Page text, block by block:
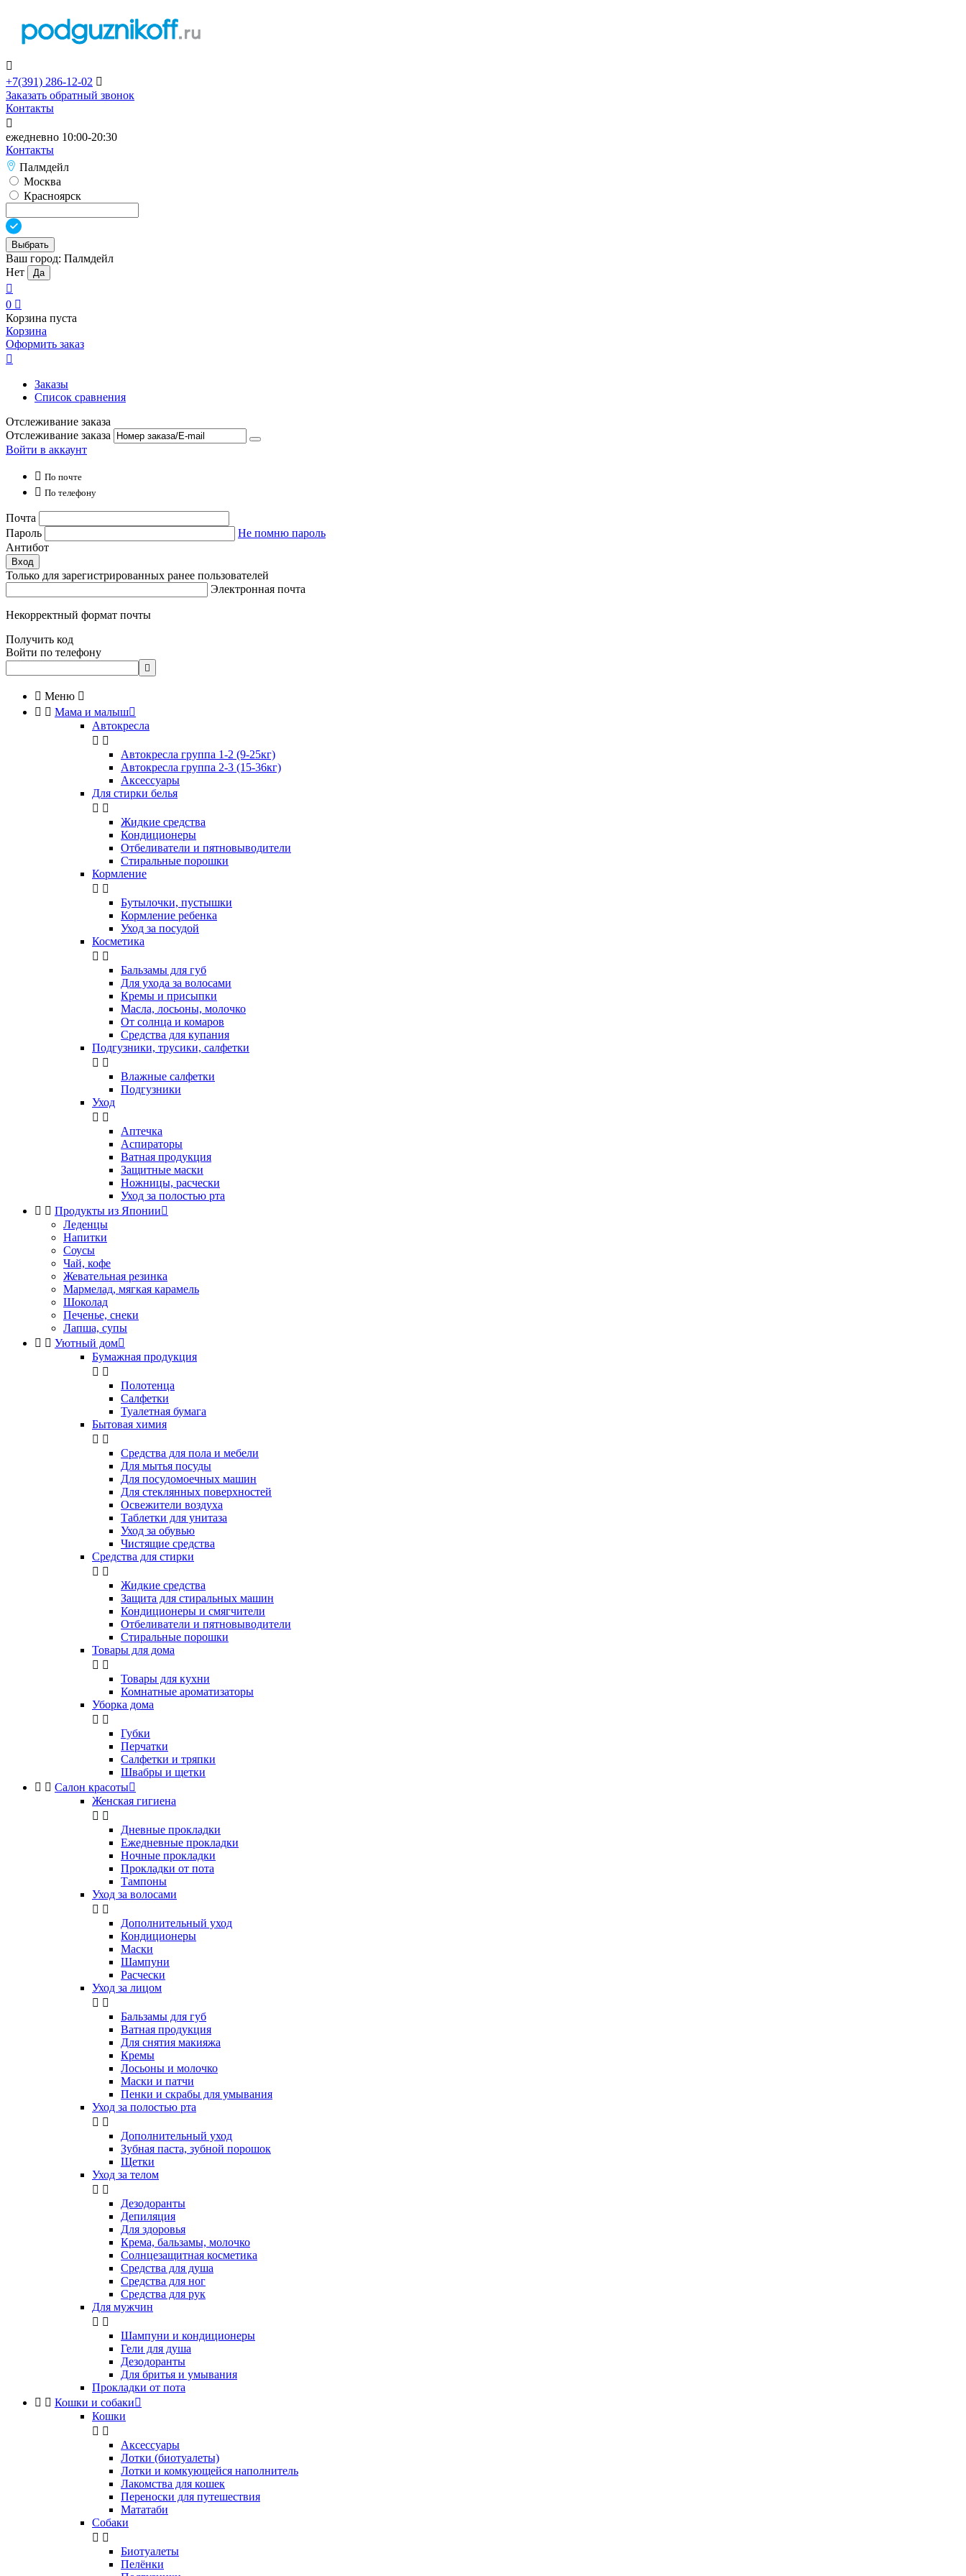

+7(391) 286-12-02 
Заказать обратный звонок
Контакты

ежедневно 10:00-20:30
Контакты
Палмдейл
Москва
Красноярск
Выбрать
Ваш город: Палмдейл
Нет
Да

0 
Корзина пуста
Корзина
Оформить заказ

Заказы
Список сравнения
Отслеживание заказа
Отслеживание заказа
Войти в аккаунт
 По почте
 По телефону
Почта
Пароль
Не помню пароль
Антибот
Вход
Только для зарегистрированных ранее пользователей
Электронная почта
Некорректный формат почты
Получить код
Войти по телефону

 Меню 
  Мама и малыш
Автокресла
 
Автокресла группа 1-2 (9-25кг)
Автокресла группа 2-3 (15-36кг)
Аксессуары
Для стирки белья
 
Жидкие средства
Кондиционеры
Отбеливатели и пятновыводители
Стиральные порошки
Кормление
 
Бутылочки, пустышки
Кормление ребенка
Уход за посудой
Косметика
 
Бальзамы для губ
Для ухода за волосами
Кремы и присыпки
Масла, лосьоны, молочко
От солнца и комаров
Средства для купания
Подгузники, трусики, салфетки
 
Влажные салфетки
Подгузники
Уход
 
Аптечка
Аспираторы
Ватная продукция
Защитные маски
Ножницы, расчески
Уход за полостью рта
  Продукты из Японии
Леденцы
Напитки
Соусы
Чай, кофе
Жевательная резинка
Мармелад, мягкая карамель
Шоколад
Печенье, снеки
Лапша, супы
  Уютный дом
Бумажная продукция
 
Полотенца
Салфетки
Туалетная бумага
Бытовая химия
 
Cредства для пола и мебели
Для мытья посуды
Для посудомоечных машин
Для стеклянных поверхностей
Освежители воздуха
Таблетки для унитаза
Уход за обувью
Чистящие средства
Средства для стирки
 
Жидкие средства
Защита для стиральных машин
Кондиционеры и смягчители
Отбеливатели и пятновыводители
Стиральные порошки
Товары для дома
 
Товары для кухни
Комнатные ароматизаторы
Уборка дома
 
Губки
Перчатки
Салфетки и тряпки
Швабры и щетки
  Салон красоты
Женская гигиена
 
Дневные прокладки
Ежедневные прокладки
Ночные прокладки
Прокладки от пота
Тампоны
Уход за волосами
 
Дополнительный уход
Кондиционеры
Маски
Шампуни
Расчески
Уход за лицом
 
Бальзамы для губ
Ватная продукция
Для снятия макияжа
Кремы
Лосьоны и молочко
Маски и патчи
Пенки и скрабы для умывания
Уход за полостью рта
 
Дополнительный уход
Зубная паста, зубной порошок
Щетки
Уход за телом
 
Дезодоранты
Депиляция
Для здоровья
Крема, бальзамы, молочко
Солнцезащитная косметика
Средства для душа
Средства для ног
Средства для рук
Для мужчин
 
Шампуни и кондиционеры
Гели для душа
Дезодоранты
Для бритья и умывания
Прокладки от пота
  Кошки и собаки
Кошки
 
Аксессуары
Лотки (биотуалеты)
Лотки и комкующейся наполнитель
Лакомства для кошек
Переноски для путешествия
Мататаби
Собаки
 
Биотуалеты
Пелёнки